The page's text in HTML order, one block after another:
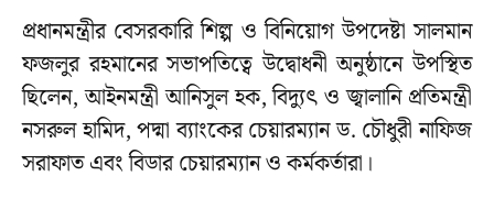
প্রধানমন্ত্রীর বেসরকারি শিল্প ও বিনিয়োগ উপদেষ্টা সালমান
ফজলুর রহমানের সভাপতিত্বে উদ্বোধনী অনুষ্ঠানে উপস্থিত
ছিলেন, আইনমন্ত্রী আনিসুল হক, বিদ্যুৎ ও জ্বালানি প্রতিমন্ত্রী
নসরুল হামিদ, পদ্মা ব্যাংকের চেয়ারম্যান ড. চৌধুরী নাফিজ
সরাফাত এবং বিডার চেয়ারম্যান ও কর্মকর্তারা।